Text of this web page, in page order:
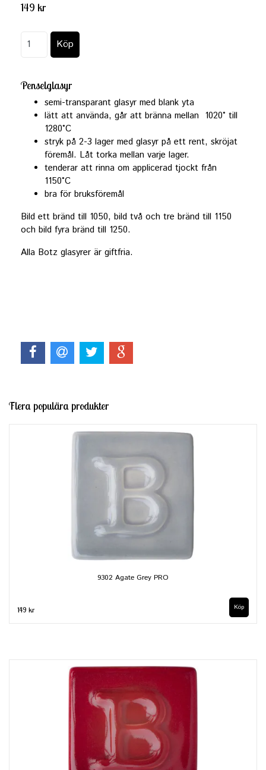
149 kr
Penselglasyr
semi-transparant glasyr med blank yta
lätt att använda, går att bränna mellan 1020° till
1280°C
stryk på 2-3 lager med glasyr på ett rent, skröjat
föremål. Låt torka mellan varje lager.
tenderar att rinna om applicerad tjockt från
1150°C
bra för bruksföremål
Bild ett bränd till 1050, bild två och tre bränd till 1150
och bild fyra bränd till 1250.
Alla Botz glasyrer är giftfria.
Flera populära produkter
9302 Agate Grey PRO
149 kr Köp